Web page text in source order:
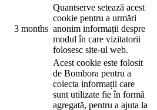
3 months
Quantserve setează acest
cookie pentru a urmări
anonim informații despre
modul în care vizitatorii
folosesc site-ul web.
Acest cookie este folosit
de Bombora pentru a
colecta informații care
sunt utilizate fie în formă
agregată, pentru a ajuta la